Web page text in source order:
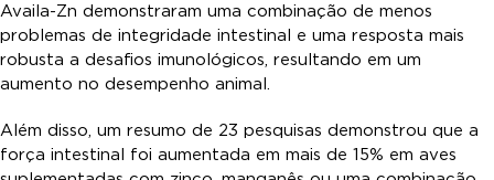
Availa-Zn demonstraram uma combinação de menos
problemas de integridade intestinal e uma resposta mais
robusta a desafios imunológicos, resultando em um
aumento no desempenho animal.
Além disso, um resumo de 23 pesquisas demonstrou que a
força intestinal foi aumentada em mais de 15% em aves